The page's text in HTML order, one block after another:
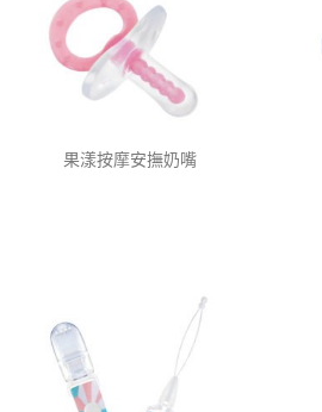
果漾按摩安撫奶嘴